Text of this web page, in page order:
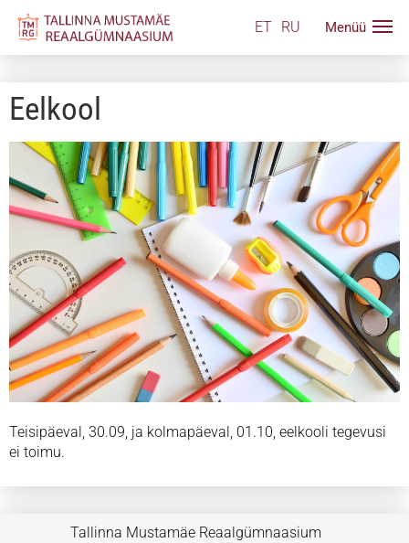
ET RU
Eelkool
Teisipäeval, 30.09, ja kolmapäeval, 01.10, eelkooli tegevusi
ei toimu.
Tallinna Mustamäe Reaalgümnaasium